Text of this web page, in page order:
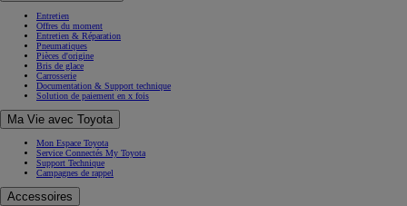
Entretien
Offres du moment
Entretien & Réparation
Pneumatiques
Pièces d'origine
Bris de glace
Carrosserie
Documentation & Support technique
Solution de paiement en x fois
Ma Vie avec Toyota
Mon Espace Toyota
Service Connectés My Toyota
Support Technique
Campagnes de rappel
Accessoires